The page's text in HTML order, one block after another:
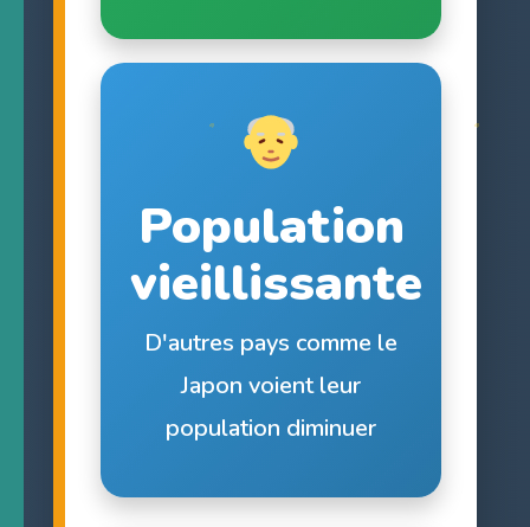
Population
vieillissante
D'autres pays comme le
Japon voient leur
population diminuer